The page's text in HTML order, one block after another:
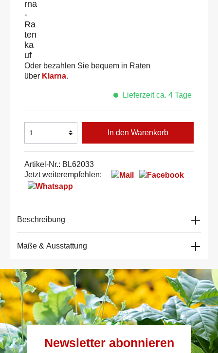
Oder bezahlen Sie bequem in Raten
über Klarna.
Lieferzeit ca. 4 Tage
In den Warenkorb
Artikel-Nr.: BL62033
Jetzt weiterempfehlen:
Beschreibung
Maße & Ausstattung
Newsletter abonnieren